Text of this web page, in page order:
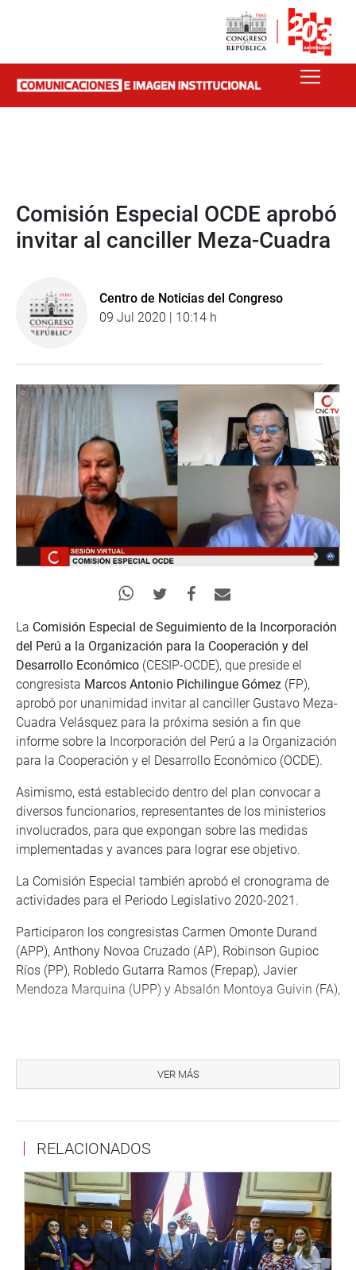
Comisión Especial OCDE aprobó
invitar al canciller Meza-Cuadra
Centro de Noticias del Congreso
09 Jul 2020 | 10:14 h
La Comisión Especial de Seguimiento de la Incorporación
del Perú a la Organización para la Cooperación y del
Desarrollo Económico (CESIP-OCDE), que preside el
congresista Marcos Antonio Pichilingue Gómez (FP),
aprobó por unanimidad invitar al canciller Gustavo Meza-
Cuadra Velásquez para la próxima sesión a fin que
informe sobre la Incorporación del Perú a la Organización
para la Cooperación y el Desarrollo Económico (OCDE).
Asimismo, está establecido dentro del plan convocar a
diversos funcionarios, representantes de los ministerios
involucrados, para que expongan sobre las medidas
implementadas y avances para lograr ese objetivo.
La Comisión Especial también aprobó el cronograma de
actividades para el Periodo Legislativo 2020-2021.
Participaron los congresistas Carmen Omonte Durand
(APP), Anthony Novoa Cruzado (AP), Robinson Gupioc
Ríos (PP), Robledo Gutarra Ramos (Frepap), Javier
Mendoza Marquina (UPP) y Absalón Montoya Guivin (FA),
VER MÁS
RELACIONADOS